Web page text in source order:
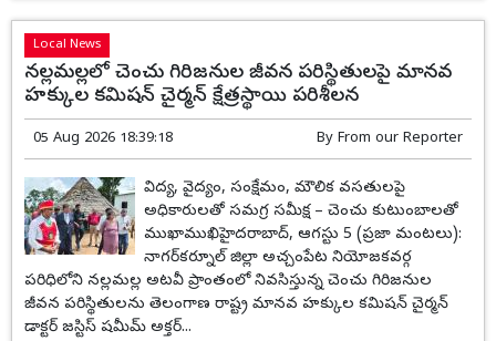
Local News
నల్లమల్లలో చెంచు గిరిజనుల జీవన పరిస్థితులపై మానవ
హక్కుల కమిషన్ చైర్మన్ క్షేత్రస్థాయి పరిశీలన
05 Aug 2026 18:39:18 By From our Reporter
విద్య, వైద్యం, సంక్షేమం, మౌలిక వసతులపై
అధికారులతో సమగ్ర సమీక్ష – చెంచు కుటుంబాలతో
ముఖాముఖిహైదరాబాద్, ఆగస్టు 5 (ప్రజా మంటలు):
నాగర్‌కర్నూల్ జిల్లా అచ్చంపేట నియోజకవర్గ
పరిధిలోని నల్లమల్ల అటవీ ప్రాంతంలో నివసిస్తున్న చెంచు గిరిజనుల
జీవన పరిస్థితులను తెలంగాణ రాష్ట్ర మానవ హక్కుల కమిషన్ చైర్మన్
డాక్టర్ జస్టిస్ షమీమ్ అక్తర్...